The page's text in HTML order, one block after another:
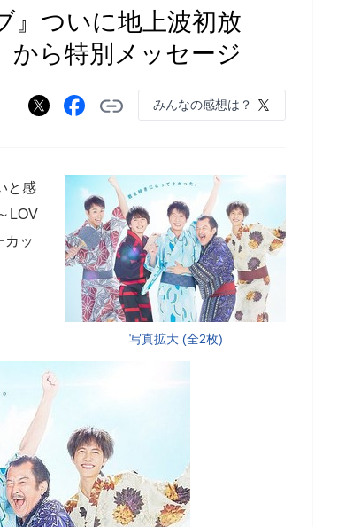
』ついに地上波初放
から特別メッセージ
みんなの感想は？
写真拡大 (全2枚)
と感
LOV
カッ